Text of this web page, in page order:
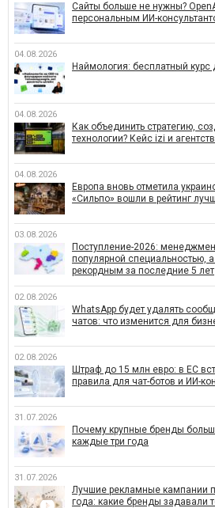
Сайты больше не нужны?
персональным ИИ-
04.08.2026
Наймология: бесплатный курс
04.08.2026
Как объединить стратегию,
технологии? Кейс izi и
04.08.2026
Европа вновь отметила
«Сильпо» вошли в рейтинг
03.08.2026
Поступление-2026:
популярной специальностью,
рекордным за последние 5 лет
02.08.2026
WhatsApp будет удалять
чатов: что изменится для
02.08.2026
Штраф до 15 млн евро: в ЕС
правила для чат-ботов и ИИ-
31.07.2026
Почему крупные бренды
каждые три года
31.07.2026
Лучшие рекламные кампании
года: какие бренды задавали